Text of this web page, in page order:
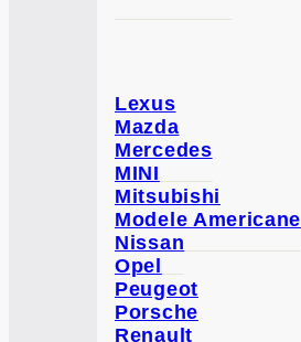
Lexus
Mazda
Mercedes
MINI
Mitsubishi
Modele Americane
Nissan
Opel
Peugeot
Porsche
Renault